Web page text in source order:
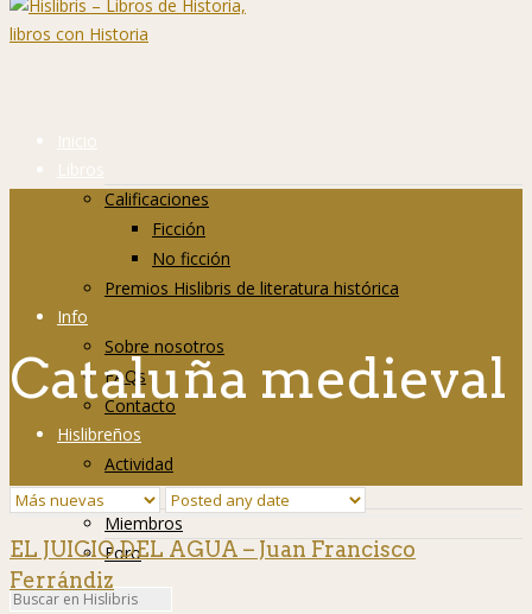
Inicio
Libros
Calificaciones
Ficción
No ficción
Premios Hislibris de literatura histórica
Info
Sobre nosotros
FAQs
Contacto
Hislibreños
Actividad
Grupos
Miembros
Foro
Cataluña medieval
EL JUICIO DEL AGUA – Juan Francisco
Ferrándiz